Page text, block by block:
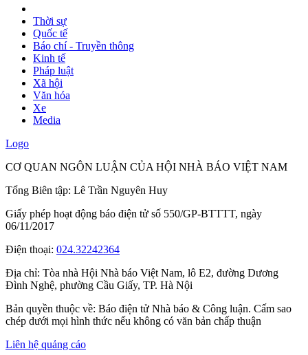
Thời sự
Quốc tế
Báo chí - Truyền thông
Kinh tế
Pháp luật
Xã hội
Văn hóa
Xe
Media
Logo
CƠ QUAN NGÔN LUẬN CỦA HỘI NHÀ BÁO VIỆT NAM
Tổng Biên tập: Lê Trần Nguyên Huy
Giấy phép hoạt động báo điện tử số 550/GP-BTTTT, ngày
06/11/2017
Điện thoại: 024.32242364
Địa chỉ: Tòa nhà Hội Nhà báo Việt Nam, lô E2, đường Dương
Đình Nghệ, phường Cầu Giấy, TP. Hà Nội
Bản quyền thuộc về: Báo điện tử Nhà báo & Công luận. Cấm sao
chép dưới mọi hình thức nếu không có văn bản chấp thuận
Liên hệ quảng cáo